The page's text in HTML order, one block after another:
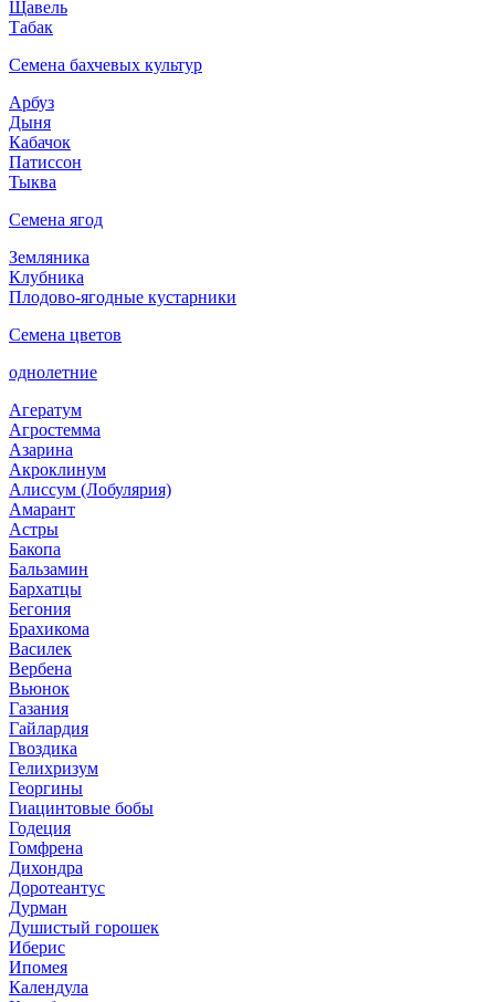
Щавель
Табак
Семена бахчевых культур
Арбуз
Дыня
Кабачок
Патиссон
Тыква
Семена ягод
Земляника
Клубника
Плодово-ягодные кустарники
Семена цветов
однолетние
Агератум
Агростемма
Азарина
Акроклинум
Алиссум (Лобулярия)
Амарант
Астры
Бакопа
Бальзамин
Бархатцы
Бегония
Брахикома
Василек
Вербена
Вьюнок
Газания
Гайлардия
Гвоздика
Гелихризум
Георгины
Гиацинтовые бобы
Годеция
Гомфрена
Дихондра
Доротеантус
Дурман
Душистый горошек
Иберис
Ипомея
Календула